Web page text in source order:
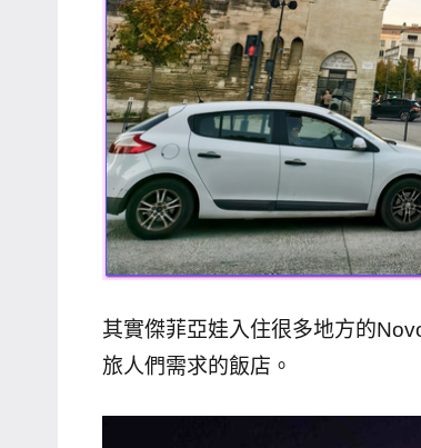
誌
專
欄、
觀
光
局
合
作
達
對
象。
其實傑菲亞娃入住很多地方的
旅人們需求的飯店。